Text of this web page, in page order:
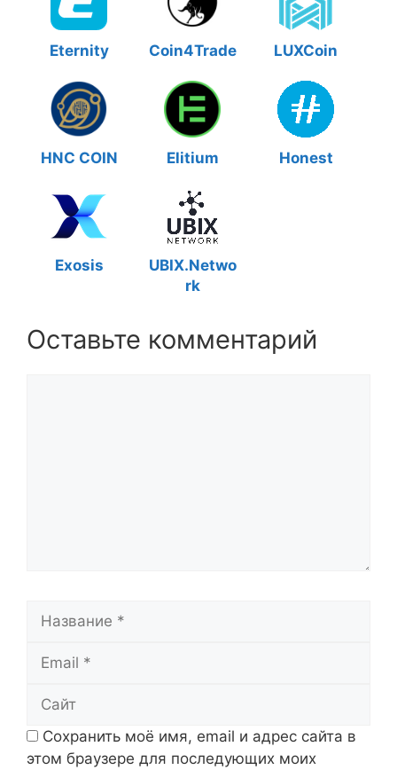
Eternity Coin4Trade LUXCoin
HNC COIN Elitium Honest
Exosis
UBIX.Netwo
rk
Оставьте комментарий
Сохранить моё имя, email и адрес сайта в
этом браузере для последующих моих